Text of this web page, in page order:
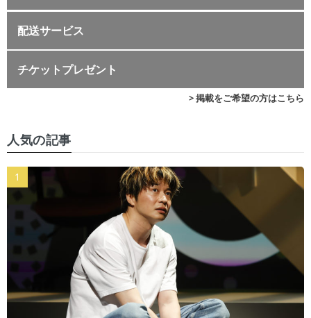
配送サービス
チケットプレゼント
> 掲載をご希望の方はこちら
人気の記事